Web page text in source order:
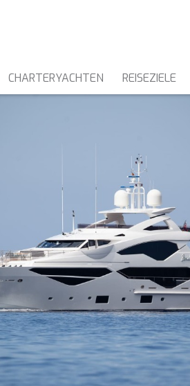
CHARTERYACHTEN
MOTORYACHTEN
REISEZIELE